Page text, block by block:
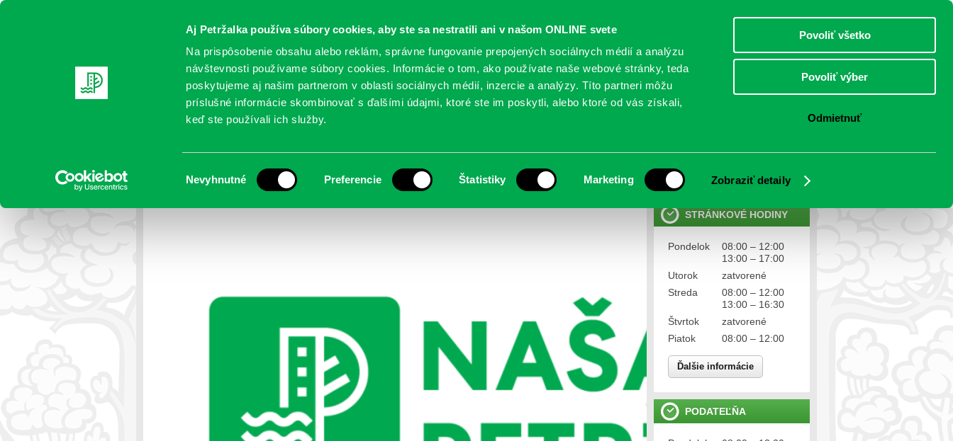
Aj Petržalka používa súbory cookies, aby ste sa nestratili ani v našom ONLINE svete
Na prispôsobenie obsahu alebo reklám, správne fungovanie prepojených sociálnych médií a analýzu
návštevnosti používame súbory cookies. Informácie o tom, ako používate naše webové stránky, teda
poskytujeme aj našim partnerom v oblasti sociálnych médií, inzercie a analýzy. Títo partneri môžu
príslušné informácie skombinovať s ďalšími údajmi, ktoré ste im poskytli, alebo ktoré od vás získali,
keď ste používali ich služby.
súhlasu
Nevyhnutné Preferencie Štatistiky Marketing Zobraziť detaily
Povoliť všetko
Povoliť výber
Odmietnuť
Oficiálne stránky
PETRŽALSKÉ KONTO
AKTUALITY SAMOSPRÁVA ORGANIZÁCIE OBLASTI NOVINY MAPY TLAČIVÁ KONTAKTY
Ochrana osobných údajov
STRÁNKOVÉ HODINY
Pondelok
08:00 – 12:00
13:00 – 17:00
Utorok
zatvorené
Streda
08:00 – 12:00
13:00 – 16:30
Štvrtok
zatvorené
Piatok
08:00 – 12:00
Ďalšie informácie
PODATEĽŇA
Samosprávne noviny Naša Petržalka | REKLAMA A REDAKCIA
Petržalka> Samosprávne noviny Naša Petržalka | REKLAMA A REDAKCIA